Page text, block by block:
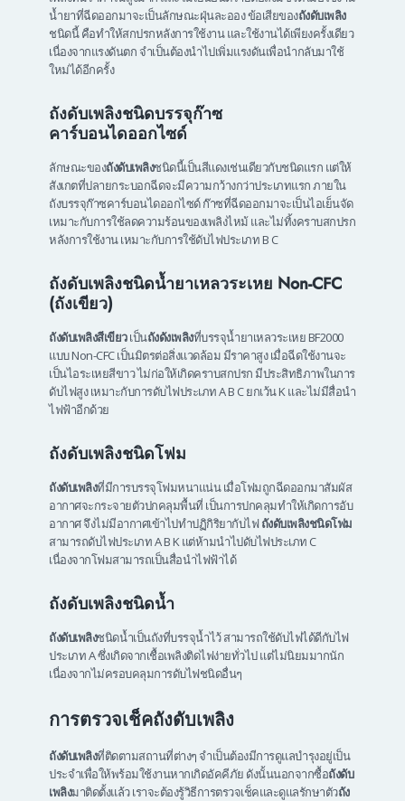
น้ำยาที่ฉีดออกมาจะเป็นลักษณะฝุ่นละออง ข้อเสียของถังดับเพลิง
ชนิดนี้ คือทำให้สกปรกหลังการใช้งาน และใช้งานได้เพียงครั้งเดียว
เนื่องจากแรงดันตก จำเป็นต้องนำไปเพิ่มแรงดันเพื่อนำกลับมาใช้
ใหม่ได้อีกครั้ง
ถังดับเพลิงชนิดบรรจุก๊าซ
คาร์บอนไดออกไซด์
ลักษณะของถังดับเพลิงชนิดนี้เป็นสีแดงเช่นเดียวกับชนิดแรก แต่ให้
สังเกตที่ปลายกระบอกฉีดจะมีความกว้างกว่าประเภทแรก ภายใน
ถังบรรจุก๊าซคาร์บอนไดออกไซด์ ก๊าซที่ฉีดออกมาจะเป็นไอเย็นจัด
เหมาะกับการใช้ลดความร้อนของเพลิงไหม้ และไม่ทิ้งคราบสกปรก
หลังการใช้งาน เหมาะกับการใช้ดับไฟประเภท B C
ถังดับเพลิงชนิดน้ำยาเหลวระเหย Non-CFC
(ถังเขียว)
ถังดับเพลิงสีเขียวเป็นถังดังเพลิงที่บรรจุน้ำยาเหลวระเหย BF2000
แบบ Non-CFC เป็นมิตรต่อสิ่งแวดล้อม มีราคาสูง เมื่อฉีดใช้งานจะ
เป็นไอระเหยสีขาว ไม่ก่อให้เกิดคราบสกปรก มีประสิทธิภาพในการ
ดับไฟสูง เหมาะกับการดับไฟประเภท A B C ยกเว้น K และไม่มีสื่อนำ
ไฟฟ้าอีกด้วย
ถังดับเพลิงชนิดโฟม
ถังดับเพลิงที่มีการบรรจุโฟมหนาแน่น เมื่อโฟมถูกฉีดออกมาสัมผัส
อากาศจะกระจายตัวปกคลุมพื้นที่ เป็นการปกคลุมทำให้เกิดการอับ
อากาศ จึงไม่มีอากาศเข้าไปทำปฏิกิริยากับไฟถังดับเพลิงชนิดโฟม
สามารถดับไฟประเภท A B K แต่ห้ามนำไปดับไฟประเภท C
เนื่องจากโฟมสามารถเป็นสื่อนำไฟฟ้าได้
ถังดับเพลิงชนิดน้ำ
ถังดับเพลิงชนิดน้ำเป็นถังที่บรรจุน้ำไว้ สามารถใช้ดับไฟได้ดีกับไฟ
ประเภท A ซึ่งเกิดจากเชื้อเพลิงติดไฟง่ายทั่วไป แต่ไม่นิยมมากนัก
เนื่องจากไม่ครอบคลุมการดับไฟชนิดอื่นๆ
การตรวจเช็คถังดับเพลิง
ถังดับเพลิงที่ติดตามสถานที่ต่างๆ จำเป็นต้องมีการดูแลบำรุงอยู่เป็น
ประจำเพื่อให้พร้อมใช้งานหากเกิดอัคคีภัย ดังนั้นนอกจากซื้อถังดับ
เพลิงมาติดตั้งแล้ว เราจะต้องรู้วิธีการตรวจเช็คและดูแลรักษาตัวถัง